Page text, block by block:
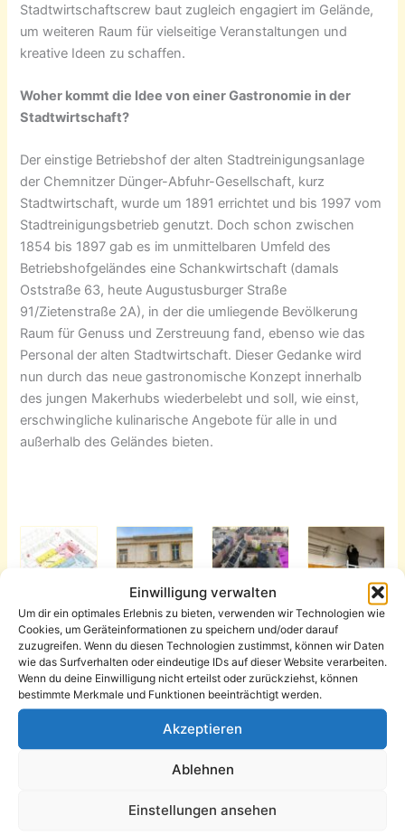
Einwilligung verwalten
Um dir ein optimales Erlebnis zu bieten, verwenden wir Technologien wie
Cookies, um Geräteinformationen zu speichern und/oder darauf
zuzugreifen. Wenn du diesen Technologien zustimmst, können wir Daten
wie das Surfverhalten oder eindeutige IDs auf dieser Website verarbeiten.
Wenn du deine Einwilligung nicht erteilst oder zurückziehst, können
bestimmte Merkmale und Funktionen beeinträchtigt werden.
Akzeptieren
Ablehnen
Einstellungen ansehen
Stadtwirtschaftscrew baut zugleich engagiert im Gelände,
um weiteren Raum für vielseitige Veranstaltungen und
kreative Ideen zu schaffen.
Woher kommt die Idee von einer Gastronomie in der
Stadtwirtschaft?
Der einstige Betriebshof der alten Stadtreinigungsanlage
der Chemnitzer Dünger-Abfuhr-Gesellschaft, kurz
Stadtwirtschaft, wurde um 1891 errichtet und bis 1997 vom
Stadtreinigungsbetrieb genutzt. Doch schon zwischen
1854 bis 1897 gab es im unmittelbaren Umfeld des
Betriebshofgeländes eine Schankwirtschaft (damals
Oststraße 63, heute Augustusburger Straße
91/Zietenstraße 2A), in der die umliegende Bevölkerung
Raum für Genuss und Zerstreuung fand, ebenso wie das
Personal der alten Stadtwirtschaft. Dieser Gedanke wird
nun durch das neue gastronomische Konzept innerhalb
des jungen Makerhubs wiederbelebt und soll, wie einst,
erschwingliche kulinarische Angebote für alle in und
außerhalb des Geländes bieten.
Foto:
Ivonne
Selig
Foto:
Ivonne
Selig
Ivonne
Ivonne